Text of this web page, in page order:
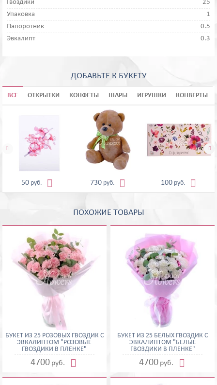
Гвоздики
25
Упаковка
1
Папоротник
0.5
Эвкалипт
0.3
ДОБАВЬТЕ К БУКЕТУ
ВСЕ ОТКРЫТКИ КОНФЕТЫ ШАРЫ ИГРУШКИ КОНВЕРТЫ
50 руб.  730 руб.  100 руб. 
 
ПОХОЖИЕ ТОВАРЫ
БУКЕТ ИЗ 25 РОЗОВЫХ ГВОЗДИК С
ЭВКАЛИПТОМ "РОЗОВЫЕ
ГВОЗДИКИ В ПЛЕНКЕ"
4700 руб. 
БУКЕТ ИЗ 25 БЕЛЫХ ГВОЗДИК С
ЭВКАЛИПТОМ "БЕЛЫЕ
ГВОЗДИКИ В ПЛЕНКЕ"
4700 руб. 